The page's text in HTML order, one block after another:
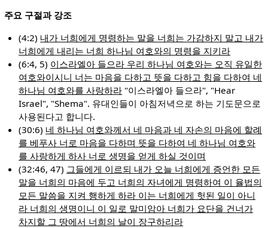
주요 구절과 강조
(4:2) 내가 너희에게 명령하는 말을 너희는 가감하지 말고 내가
너희에게 내리는 너희 하나님 여호와의 명령을 지키라
(6:4, 5) 이스라엘아 들으라 우리 하나님 여호와는 오직 유일한
여호와이시니 너는 마음을 다하고 뜻을 다하고 힘을 다하여 네
하나님 여호와를 사랑하라 "이스라엘아 들으라", "Hear
Israel", "Shema". 유대인들이 아침저녁으로 하는 기도문으로
사용된다고 합니다.
(30:6) 네 하나님 여호와께서 네 마음과 네 자손의 마음에 할례
를 베푸사 너로 마음을 다하며 뜻을 다하여 네 하나님 여호와
를 사랑하게 하사 너로 생명을 얻게 하실 것이며
(32:46, 47) 그들에게 이르되 내가 오늘 너희에게 증언한 모든
말을 너희의 마음에 두고 너희의 자녀에게 명령하여 이 율법의
모든 말씀을 지켜 행하게 하라 이는 너희에게 헛된 일이 아니
라 너희의 생명이니 이 일로 말미암아 너희가 요단을 건너가
차지할 그 땅에서 너희의 날이 장구하리라